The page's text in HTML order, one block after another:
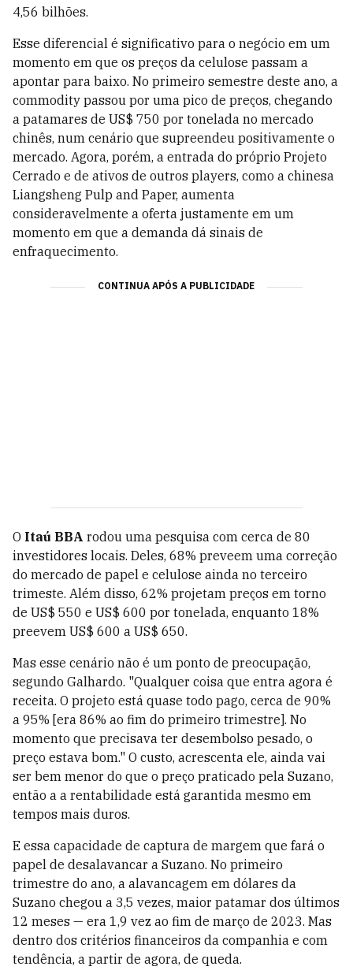
4,56 bilhões.
Esse diferencial é significativo para o negócio em um
momento em que os preços da celulose passam a
apontar para baixo. No primeiro semestre deste ano, a
commodity passou por uma pico de preços, chegando
a patamares de US$ 750 por tonelada no mercado
chinês, num cenário que supreendeu positivamente o
mercado. Agora, porém, a entrada do próprio Projeto
Cerrado e de ativos de outros players, como a chinesa
Liangsheng Pulp and Paper, aumenta
consideravelmente a oferta justamente em um
momento em que a demanda dá sinais de
enfraquecimento.
CONTINUA APÓS A PUBLICIDADE
O Itaú BBA rodou uma pesquisa com cerca de 80
investidores locais. Deles, 68% preveem uma correção
do mercado de papel e celulose ainda no terceiro
trimeste. Além disso, 62% projetam preços em torno
de US$ 550 e US$ 600 por tonelada, enquanto 18%
preevem US$ 600 a US$ 650.
Mas esse cenário não é um ponto de preocupação,
segundo Galhardo. "Qualquer coisa que entra agora é
receita. O projeto está quase todo pago, cerca de 90%
a 95% [era 86% ao fim do primeiro trimestre]. No
momento que precisava ter desembolso pesado, o
preço estava bom." O custo, acrescenta ele, ainda vai
ser bem menor do que o preço praticado pela Suzano,
então a a rentabilidade está garantida mesmo em
tempos mais duros.
E essa capacidade de captura de margem que fará o
papel de desalavancar a Suzano. No primeiro
trimestre do ano, a alavancagem em dólares da
Suzano chegou a 3,5 vezes, maior patamar dos últimos
12 meses — era 1,9 vez ao fim de março de 2023. Mas
dentro dos critérios financeiros da companhia e com
tendência, a partir de agora, de queda.